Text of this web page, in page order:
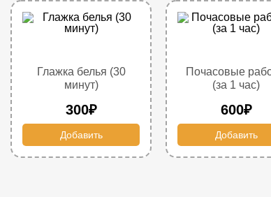
Глажка белья (30
минут)
300₽
Добавить
Почасовые
(за 1 час)
600₽
Добавить